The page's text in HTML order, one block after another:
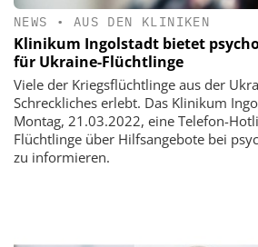
NEWS • AUS DEN KLINIKEN
Klinikum Ingolstadt bietet
für Ukraine-Flüchtlinge
Viele der Kriegsflüchtlinge aus der
Schreckliches erlebt. Das Klinikum
Montag, 21.03.2022, eine Telefon-
Flüchtlinge über Hilfsangebote bei
zu informieren.